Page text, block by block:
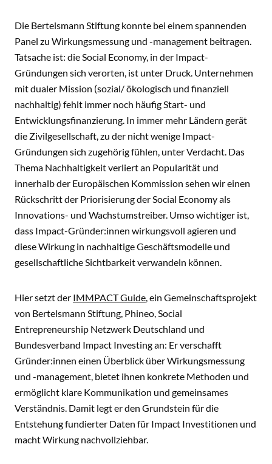
Die Bertelsmann Stiftung konnte bei einem spannenden
Panel zu Wirkungsmessung und -management beitragen.
Tatsache ist: die Social Economy, in der Impact-
Gründungen sich verorten, ist unter Druck. Unternehmen
mit dualer Mission (sozial/ ökologisch und finanziell
nachhaltig) fehlt immer noch häufig Start- und
Entwicklungsfinanzierung. In immer mehr Ländern gerät
die Zivilgesellschaft, zu der nicht wenige Impact-
Gründungen sich zugehörig fühlen, unter Verdacht. Das
Thema Nachhaltigkeit verliert an Popularität und
innerhalb der Europäischen Kommission sehen wir einen
Rückschritt der Priorisierung der Social Economy als
Innovations- und Wachstumstreiber. Umso wichtiger ist,
dass Impact-Gründer:innen wirkungsvoll agieren und
diese Wirkung in nachhaltige Geschäftsmodelle und
gesellschaftliche Sichtbarkeit verwandeln können.
Hier setzt der IMMPACT Guide, ein Gemeinschaftsprojekt
von Bertelsmann Stiftung, Phineo, Social
Entrepreneurship Netzwerk Deutschland und
Bundesverband Impact Investing an: Er verschafft
Gründer:innen einen Überblick über Wirkungsmessung
und -management, bietet ihnen konkrete Methoden und
ermöglicht klare Kommunikation und gemeinsames
Verständnis. Damit legt er den Grundstein für die
Entstehung fundierter Daten für Impact Investitionen und
macht Wirkung nachvollziehbar.